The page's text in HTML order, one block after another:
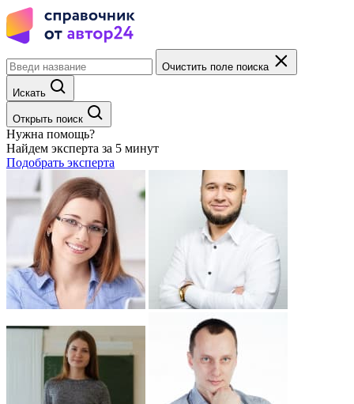
Очистить поле поиска
Искать
Открыть поиск
Нужна помощь?
Найдем эксперта за 5 минут
Подобрать эксперта